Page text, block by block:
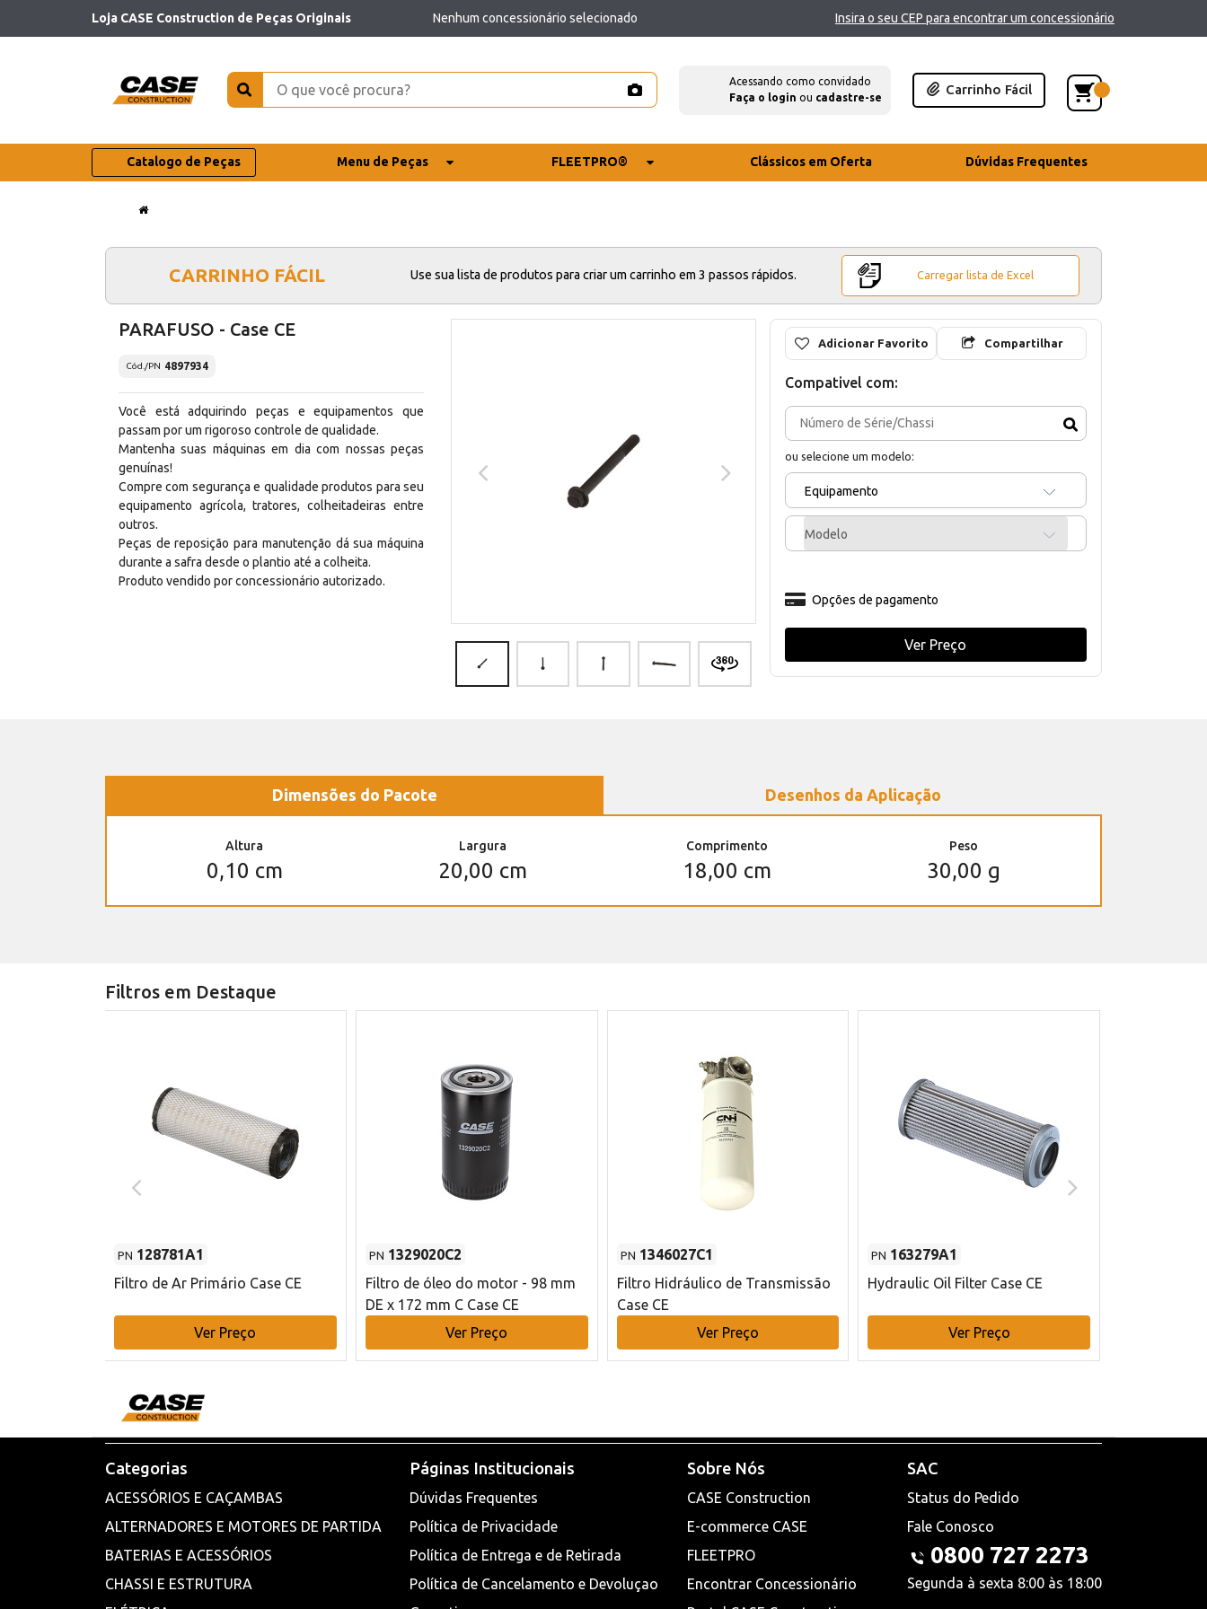
Loja CASE Construction de Peças Originais Nenhum concessionário selecionado Insira o seu CEP para encontrar um concessionário
Acessando como convidado
Faça o login ou cadastre-se
Carrinho Fácil
Catalogo de Peças Menu de Peças FLEETPRO® Clássicos em Oferta Dúvidas Frequentes
CARRINHO FÁCIL Use sua lista de produtos para criar um carrinho em 3 passos rápidos. Carregar lista de Excel
PARAFUSO - Case CE
Cód./PN 4897934
Você está adquirindo peças e equipamentos que
passam por um rigoroso controle de qualidade.
Mantenha suas máquinas em dia com nossas peças
genuínas!
Compre com segurança e qualidade produtos para seu
equipamento agrícola, tratores, colheitadeiras entre
outros.
Peças de reposição para manutenção dá sua máquina
durante a safra desde o plantio até a colheita.
Produto vendido por concessionário autorizado.
Adicionar Favorito Compartilhar
Compativel com:
ou selecione um modelo:
Equipamento
Modelo
Opções de pagamento
Ver Preço
Dimensões do Pacote Desenhos da Aplicação
Altura
0,10 cm
Largura
20,00 cm
Comprimento
18,00 cm
Peso
30,00 g
Filtros em Destaque
PN 128781A1
Filtro de Ar Primário Case CE
Ver Preço
PN 1329020C2
Filtro de óleo do motor - 98 mm
DE x 172 mm C Case CE
Ver Preço
PN 1346027C1
Filtro Hidráulico de Transmissão
Case CE
Ver Preço
PN 163279A1
Hydraulic Oil Filter Case CE
Ver Preço
Categorias
ACESSÓRIOS E CAÇAMBAS
ALTERNADORES E MOTORES DE PARTIDA
BATERIAS E ACESSÓRIOS
CHASSI E ESTRUTURA
Páginas Institucionais
Dúvidas Frequentes
Política de Privacidade
Política de Entrega e de Retirada
Política de Cancelamento e Devoluçao
Sobre Nós
CASE Construction
E-commerce CASE
FLEETPRO
Encontrar Concessionário
SAC
Status do Pedido
Fale Conosco
0800 727 2273
Segunda à sexta 8:00 às 18:00